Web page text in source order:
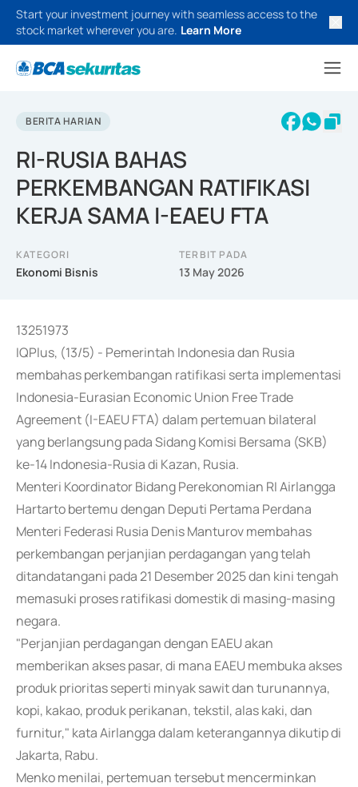
Start your investment journey with seamless access to the
stock market wherever you are. Learn More
BERITA HARIAN
RI-RUSIA BAHAS
PERKEMBANGAN RATIFIKASI
KERJA SAMA I-EAEU FTA
KATEGORI
Ekonomi Bisnis
TERBIT PADA
13 May 2026
13251973
IQPlus, (13/5) - Pemerintah Indonesia dan Rusia
membahas perkembangan ratifikasi serta implementasi
Indonesia-Eurasian Economic Union Free Trade
Agreement (I-EAEU FTA) dalam pertemuan bilateral
yang berlangsung pada Sidang Komisi Bersama (SKB)
ke-14 Indonesia-Rusia di Kazan, Rusia.
Menteri Koordinator Bidang Perekonomian RI Airlangga
Hartarto bertemu dengan Deputi Pertama Perdana
Menteri Federasi Rusia Denis Manturov membahas
perkembangan perjanjian perdagangan yang telah
ditandatangani pada 21 Desember 2025 dan kini tengah
memasuki proses ratifikasi domestik di masing-masing
negara.
"Perjanjian perdagangan dengan EAEU akan
memberikan akses pasar, di mana EAEU membuka akses
produk prioritas seperti minyak sawit dan turunannya,
kopi, kakao, produk perikanan, tekstil, alas kaki, dan
furnitur," kata Airlangga dalam keterangannya dikutip di
Jakarta, Rabu.
Menko menilai, pertemuan tersebut mencerminkan